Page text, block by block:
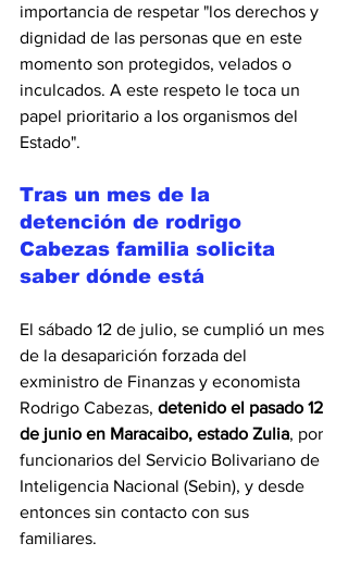
importancia de respetar "los derechos y
dignidad de las personas que en este
momento son protegidos, velados o
inculcados. A este respeto le toca un
papel prioritario a los organismos del
Estado".
Tras un mes de la
detención de rodrigo
Cabezas familia solicita
saber dónde está
El sábado 12 de julio, se cumplió un mes
de la desaparición forzada del
exministro de Finanzas y economista
Rodrigo Cabezas, detenido el pasado 12
de junio en Maracaibo, estado Zulia, por
funcionarios del Servicio Bolivariano de
Inteligencia Nacional (Sebin), y desde
entonces sin contacto con sus
familiares.